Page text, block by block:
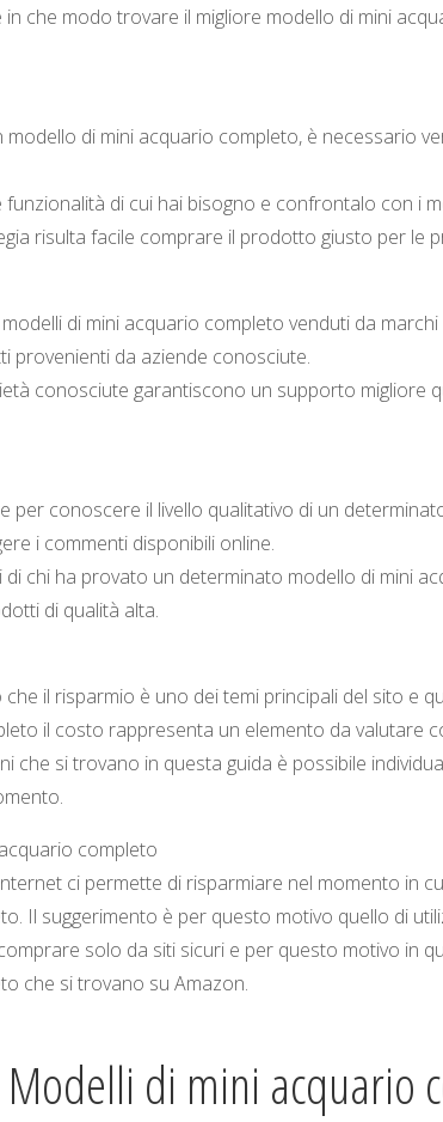
che modo trovare il migliore modello di mini
modello di mini acquario completo, è necessario
di cui hai bisogno e confrontalo con i
risulta facile comprare il prodotto giusto per le
di mini acquario completo venduti da
provenienti da aziende conosciute.
conosciute garantiscono un supporto migliore
per conoscere il livello qualitativo di un
i commenti disponibili online.
di chi ha provato un determinato modello di mini
di qualità alta.
che il risparmio è uno dei temi principali del sito e
il costo rappresenta un elemento da valutare
che si trovano in questa guida è possibile
completo
ci permette di risparmiare nel momento in
Il suggerimento è per questo motivo quello di
solo da siti sicuri e per questo motivo in
che si trovano su Amazon.
Modelli di mini acquario